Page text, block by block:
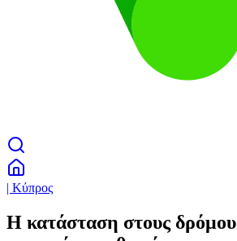
| Κύπρος
Η κατάσταση στους